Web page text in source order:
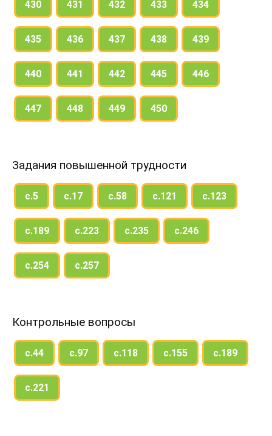
430 431 432 433 434
435 436 437 438 439
440 441 442 445 446
447 448 449 450
Задания повышенной трудности
с.5 с.17 с.58 с.121 с.123
с.189 с.223 с.235 с.246
с.254 с.257
Контрольные вопросы
с.44 с.97 с.118 с.155 с.189
с.221